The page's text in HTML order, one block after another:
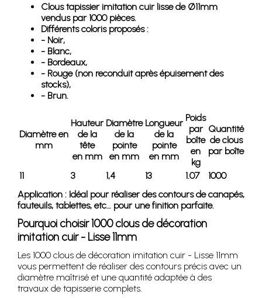
Clous tapissier imitation cuir lisse de Ø11mm
vendus par 1000 pièces.
Différents coloris proposés :
- Noir,
- Blanc,
- Bordeaux,
- Rouge (non reconduit après épuisement des
stocks),
- Brun.
Diamètre en
mm
Hauteur
de la
tête
en mm
Diamètre
de la
pointe
en mm
Longueur
de la
pointe
en mm
Poids
par
boîte
en
kg
Quantité
de clous
par boîte
11 3 1,4 13 1.07
1000
Application : Idéal pour réaliser des contours de canapés,
fauteuils, tablettes, etc… pour une finition parfaite.
Pourquoi choisir 1000 clous de décoration
imitation cuir - Lisse 11mm
Les 1000 clous de décoration imitation cuir - Lisse 11mm
vous permettent de réaliser des contours précis avec un
diamètre maîtrisé et une quantité adaptée à des
travaux de tapisserie complets.